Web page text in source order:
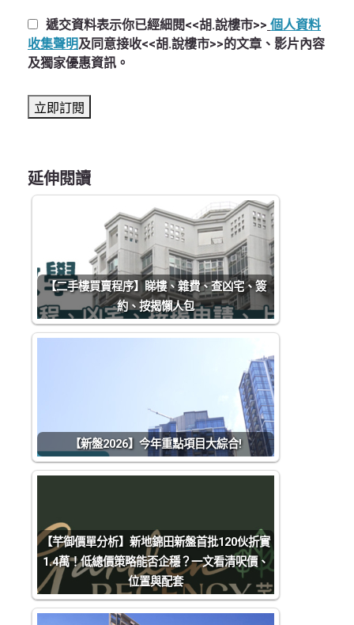
遞交資料表示你已經細閱<<胡.說樓市>> 個人資料
收集聲明及同意接收<<胡.說樓市>>的文章、影片內容
及獨家優惠資訊。
延伸閱讀
【二手樓買賣程序】睇樓、雜費、查凶宅、簽
約、按揭懶人包
【新盤2026】今年重點項目大綜合!
【芊御價單分析】新地錦田新盤首批120伙折實
1.4萬！低總價策略能否企穩？一文看清呎價、
位置與配套